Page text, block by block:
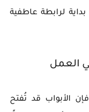
بداية لرابطة عاطفية
العمل
الأبواب قد تُفتح